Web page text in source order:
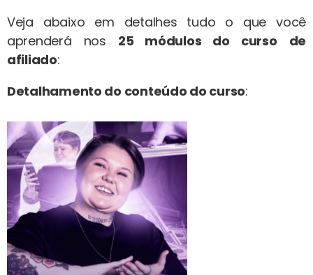
Veja abaixo em detalhes tudo o que você
aprenderá nos 25 módulos do curso
de
afiliado:
Detalhamento do conteúdo do curso: